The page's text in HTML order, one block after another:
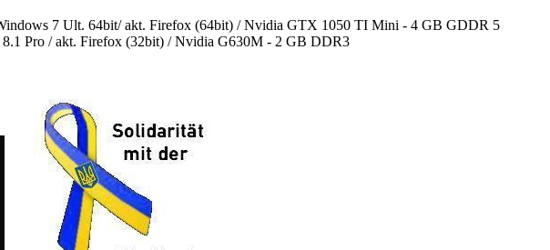
7 Ult. 64bit/ akt. Firefox (64bit) / Nvidia GTX 1050 TI Mini - 4 GB GDDR 5
Pro / akt. Firefox (32bit) / Nvidia G630M - 2 GB DDR3